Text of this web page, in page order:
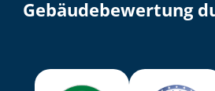
Ge­bäu­de­be­wer­tung